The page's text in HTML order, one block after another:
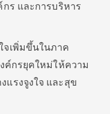
ร และการบริหาร
จเพิ่มขึ้นในภาค
ค์กรยุคใหม่ให้ความ
รงจูงใจ และสุข